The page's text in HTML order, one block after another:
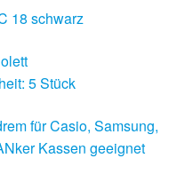
18 schwarz
5 Stück
für Casio, Samsung,
Kassen geeignet